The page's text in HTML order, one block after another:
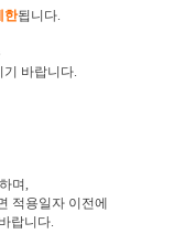
한됩니다.
바랍니다.
며,
적용일자 이전에
랍니다.